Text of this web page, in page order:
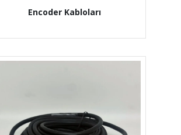
Encoder Kabloları